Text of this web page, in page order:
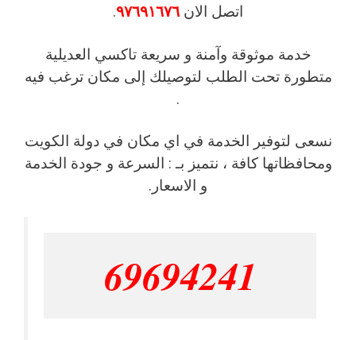
اتصل الان٩٧٦٩١٦٧٦.
خدمة موثوقة وآمنة و سريعة تاكسي العديلية
متطورة تحت الطلب لتوصيلك إلى مكان ترغب فيه
.
نسعى لتوفير الخدمة في اي مكان في دولة الكويت
ومحافظاتها كافة ، نتميز بـ : السرعة و جودة الخدمة
و الاسعار.
69694241